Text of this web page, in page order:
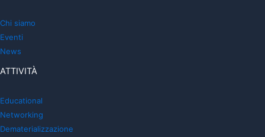
Chi siamo
Eventi
News
ATTIVITÀ
Educational
Networking
Dematerializzazione